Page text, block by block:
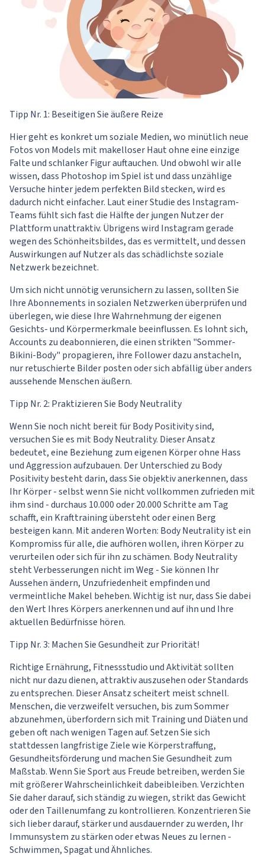
Tipp Nr. 1: Beseitigen Sie äußere Reize
Hier geht es konkret um soziale Medien, wo minütlich neue
Fotos von Models mit makelloser Haut ohne eine einzige
Falte und schlanker Figur auftauchen. Und obwohl wir alle
wissen, dass Photoshop im Spiel ist und dass unzählige
Versuche hinter jedem perfekten Bild stecken, wird es
dadurch nicht einfacher. Laut einer Studie des Instagram-
Teamsfühlt sich fast die Hälfte der jungen Nutzer der
Plattform unattraktiv. Übrigens wird Instagramgerade
wegen des Schönheitsbildes, das es vermittelt, und dessen
Auswirkungen auf Nutzer als das schädlichste soziale
Netzwerk bezeichnet.
Um sich nicht unnötig verunsichern zu lassen, sollten Sie
Ihre Abonnements in sozialen Netzwerken überprüfen und
überlegen, wie diese Ihre Wahrnehmung der eigenen
Gesichts- und Körpermerkmale beeinflussen. Es lohnt sich,
Accounts zu deabonnieren, die einen strikten "Sommer-
Bikini-Body" propagieren, ihre Follower dazu anstacheln,
nur retuschierte Bilder posten oder sich abfällig über anders
aussehende Menschen äußern.
Tipp Nr. 2: Praktizieren Sie Body Neutrality
Wenn Sie noch nicht bereit für Body Positivity sind,
versuchen Sie es mit Body Neutrality. Dieser Ansatz
bedeutet, eine Beziehung zum eigenen Körper ohne Hass
und Aggression aufzubauen. Der Unterschied zu Body
Positivity besteht darin, dass Sie objektiv anerkennen, dass
Ihr Körper - selbst wenn Sie nicht vollkommen zufrieden mit
ihm sind - durchaus 10.000 oder 20.000 Schritte am Tag
schafft, ein Krafttraining übersteht oder einen Berg
besteigen kann. Mit anderen Worten: Body Neutrality ist ein
Kompromiss für alle, die aufhören wollen, ihren Körper zu
verurteilen oder sich für ihn zu schämen. Body Neutrality
steht Verbesserungen nicht im Weg - Sie können Ihr
Aussehen ändern, Unzufriedenheit empfinden und
vermeintliche Makel beheben. Wichtig ist nur, dass Sie dabei
den Wert Ihres Körpers anerkennen und auf ihn und Ihre
aktuellen Bedürfnisse hören.
Tipp Nr. 3: Machen Sie Gesundheit zur Priorität!
Richtige Ernährung, Fitnessstudio und Aktivität sollten
nicht nur dazu dienen, attraktiv auszusehen oder Standards
zu entsprechen. Dieser Ansatz scheitert meist schnell.
Menschen, die verzweifelt versuchen, bis zum Sommer
abzunehmen, überfordern sich mit Training und Diäten und
geben oft nach wenigen Tagen auf. Setzen Sie sich
stattdessen langfristige Ziele wie Körperstraffung,
Gesundheitsförderung und machen Sie Gesundheit zum
Maßstab. Wenn Sie Sport aus Freude betreiben, werden Sie
mit größerer Wahrscheinlichkeit dabeibleiben. Verzichten
Sie daher darauf, sich ständig zu wiegen, strikt das Gewicht
oder den Taillenumfang zu kontrollieren. Konzentrieren Sie
sich lieber darauf, stärker und ausdauernder zu werden, Ihr
Immunsystem zu stärken oder etwas Neues zu lernen -
Schwimmen, Spagat und Ähnliches.